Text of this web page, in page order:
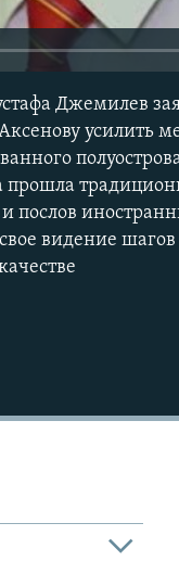
Джемилев
усилить
прошла
послов
видение шагов